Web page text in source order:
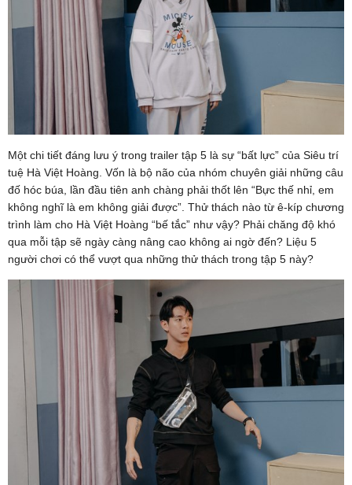
Một chi tiết đáng lưu ý trong trailer tập 5 là sự “bất lực” của Siêu trí
tuệ Hà Việt Hoàng. Vốn là bộ não của nhóm chuyên giải những câu
đố hóc búa, lần đầu tiên anh chàng phải thốt lên “Bực thế nhỉ, em
không nghĩ là em không giải được”. Thử thách nào từ ê-kíp chương
trình làm cho Hà Việt Hoàng “bế tắc” như vậy? Phải chăng độ khó
qua mỗi tập sẽ ngày càng nâng cao không ai ngờ đến? Liệu 5
người chơi có thể vượt qua những thử thách trong tập 5 này?